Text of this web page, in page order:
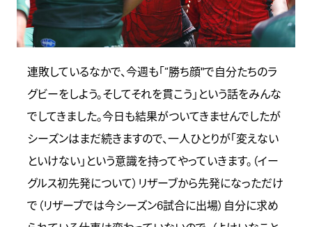
連敗しているなかで、今週も「“勝ち顔"で自分たちのラ
グビーをしよう。そしてそれを貫こう」という話をみんな
でしてきました。今日も結果がついてきませんでしたが
シーズンはまだ続きますので、一人ひとりが「変えない
といけない」という意識を持ってやっていきます。（イー
グルス初先発について）リザーブから先発になっただけ
で（リザーブでは今シーズン6試合に出場）自分に求め